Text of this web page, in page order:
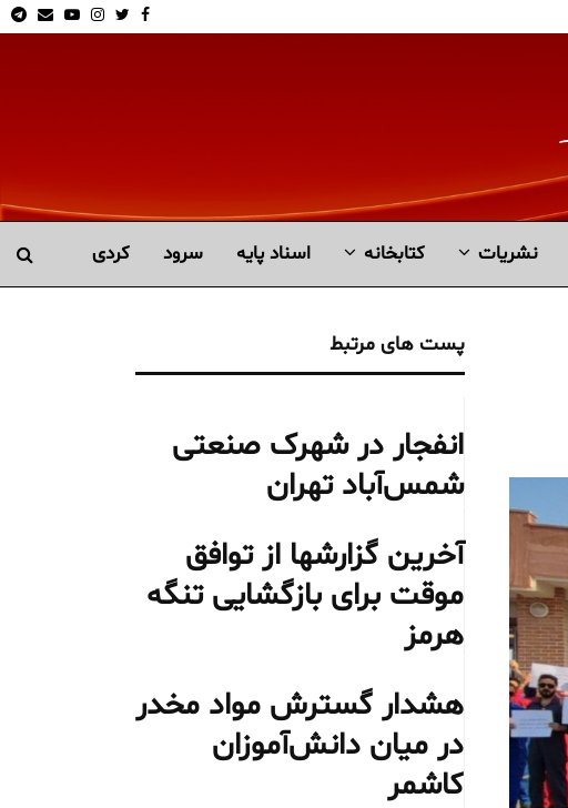
Facebook
Twitter
Instagram
Youtube
Email
نشریات کتابخانە اسناد پایه سرود کردی
پست های مرتبط
انفجار در شهرک صنعتی
شمس‌آباد تهران
آخرین گزارشها از توافق
موقت برای بازگشایی تنگه
هرمز
هشدار گسترش مواد مخدر
در میان دانش‌آموزان
کاشمر